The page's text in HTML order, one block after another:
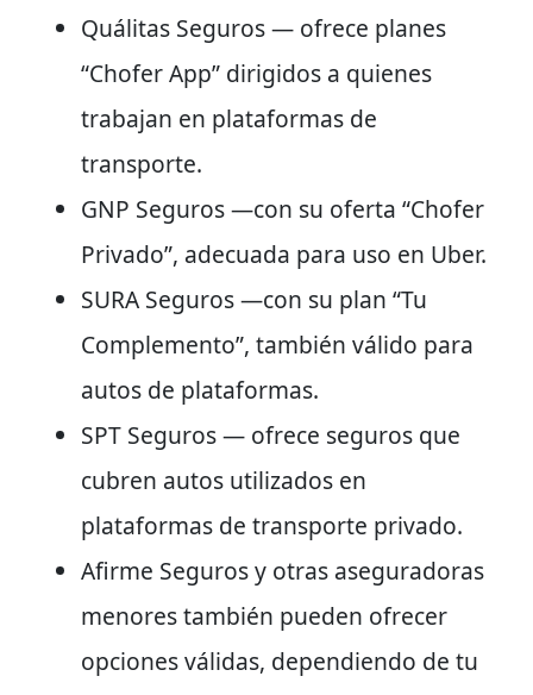
Quálitas Seguros — ofrece planes
“Chofer App” dirigidos a quienes
trabajan en plataformas de
transporte.
GNP Seguros —con su oferta “Chofer
Privado”, adecuada para uso en Uber.
SURA Seguros —con su plan “Tu
Complemento”, también válido para
autos de plataformas.
SPT Seguros — ofrece seguros que
cubren autos utilizados en
plataformas de transporte privado.
Afirme Seguros y otras aseguradoras
menores también pueden ofrecer
opciones válidas, dependiendo de tu